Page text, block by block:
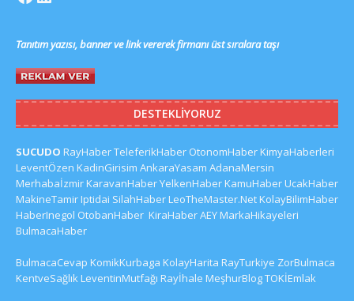
Tanıtım yazısı, banner ve link vererek firmanı üst sıralara taşı
DESTEKLIYORUZ
SUCUDO RayHaberTeleferikHaber OtonomHaberKimyaHaberleri
LeventÖzen KadinGirisim AnkaraYasam AdanaMersin
MerhabaİzmirKaravanHaberYelkenHaberKamuHaberUcakHaber
MakineTamirIptidai SilahHaberLeoTheMaster.NetKolayBilimHaber
HaberInegol OtobanHaber KiraHaberAEYMarkaHikayeleri
BulmacaHaber
BulmacaCevap KomikKurbaga KolayHarita RayTurkiye ZorBulmaca
KentveSağlıkLeventinMutfağı Rayİhale MeşhurBlogTOKİEmlak